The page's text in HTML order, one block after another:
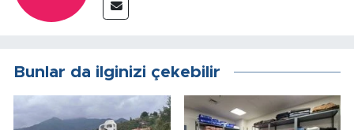
Bunlar da ilginizi çekebilir